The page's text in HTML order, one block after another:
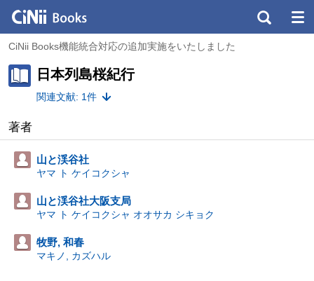
CiNii Books機能統合対応の追加実施をいたしました
日本列島桜紀行
関連文献: 1件
著者
山と渓谷社
ヤマ ト ケイコクシャ
山と渓谷社大阪支局
ヤマ ト ケイコクシャ オオサカ シキョク
牧野, 和春
マキノ, カズハル